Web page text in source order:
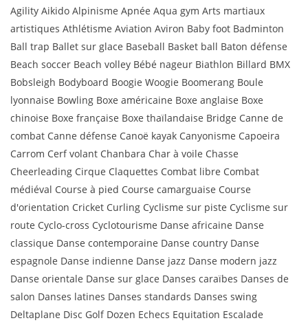
Agility Aikido Alpinisme Apnée Aqua gym Arts martiaux
artistiques Athlétisme Aviation Aviron Baby foot Badminton
Ball trap Ballet sur glace Baseball Basket ball Baton défense
Beach soccer Beach volley Bébé nageur Biathlon Billard BMX
Bobsleigh Bodyboard Boogie Woogie Boomerang Boule
lyonnaise Bowling Boxe américaine Boxe anglaise Boxe
chinoise Boxe française Boxe thaïlandaise Bridge Canne de
combat Canne défense Canoë kayak Canyonisme Capoeira
Carrom Cerf volant Chanbara Char à voile Chasse
Cheerleading Cirque Claquettes Combat libre Combat
médiéval Course à pied Course camarguaise Course
d'orientation Cricket Curling Cyclisme sur piste Cyclisme sur
route Cyclo-cross Cyclotourisme Danse africaine Danse
classique Danse contemporaine Danse country Danse
espagnole Danse indienne Danse jazz Danse modern jazz
Danse orientale Danse sur glace Danses caraïbes Danses de
salon Danses latines Danses standards Danses swing
Deltaplane Disc Golf Dozen Echecs Equitation Escalade